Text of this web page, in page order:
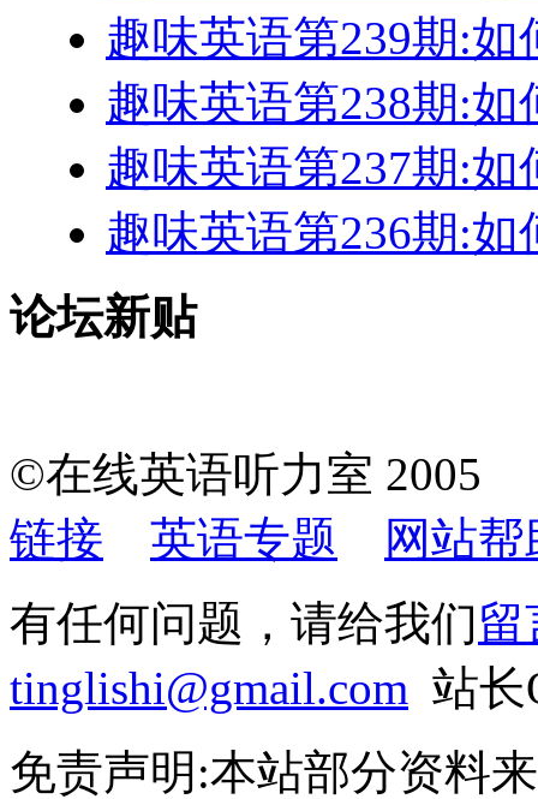
趣味英语第239期:
趣味英语第238期:
趣味英语第237期:
趣味英语第236期:
论坛新贴
©在线英语听力室
链接
英语专题
网站帮
有任何问题，请给我们留
tinglishi@gmail.com 站长
免责声明:本站部分资料